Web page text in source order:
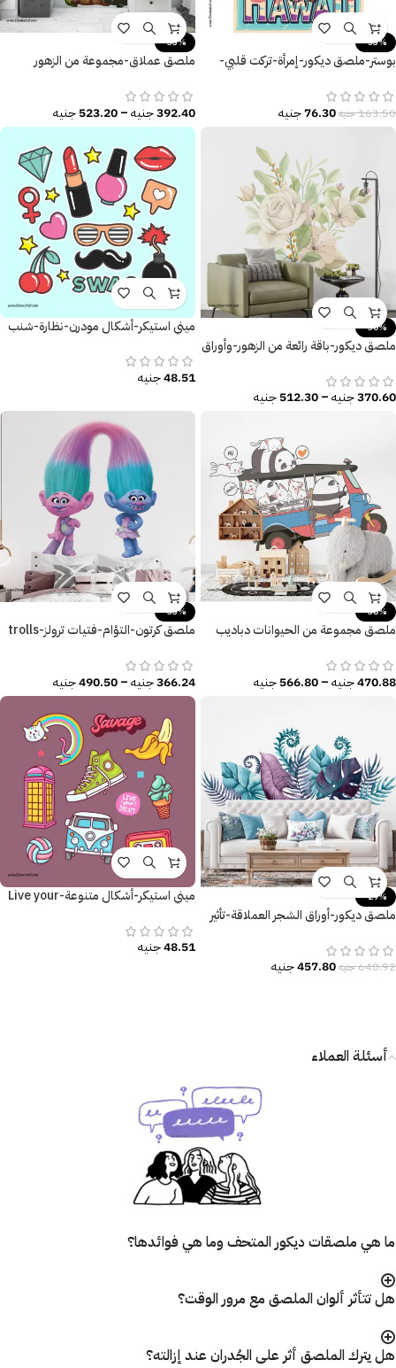
-53%
بوستر-ملصق ديكور-إمرأة-تركت قلبي-
163.50جنيه76.30جنيه
-33%
ملصق عملاق-مجموعة من الزهور
392.40جنيه–
523.20جنيه
-30%
ملصق ديكور-باقة رائعة من الزهور-وأوراق
370.60جنيه–
512.30جنيه
ميني استيكر-أشكال مودرن-نظارة-شنب
48.51جنيه
-38%
ملصق مجموعة من الحيوانات دباديب
470.88جنيه–
566.80جنيه
-33%
ملصق كرتون-التؤام-فتيات ترولز-trolls
366.24جنيه–
490.50جنيه
-29%
ملصق ديكور-أوراق الشجر العملاقة-تأثير
640.92جنيه457.80جنيه
ميني استيكر-أشكال متنوعة-Live your
48.51جنيه
أسئلة العملاء
ما هي ملصقات ديكور المتحف وما هي فوائدها؟
هل تتأثر ألوان الملصق مع مرور الوقت؟
هل يترك الملصق أثر على الجُدران عند إزالته؟